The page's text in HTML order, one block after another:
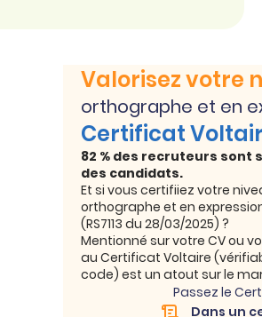
Valorisez votre
orthographe et en
Certificat
82 % des recruteurs sont
des candidats.
Et si vous certifiiez votre
orthographe et en
(RS7113 du 28/03/2025) ?
Mentionné sur votre CV ou
au Certificat Voltaire
code) est un atout sur le
Passez le
Dans un